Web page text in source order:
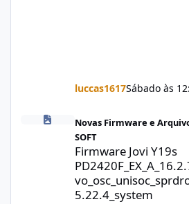
luccas1617Sábado às
Firmware Jovi Y19s
Novas Firmware e
SOFT
Firmware Jovi Y19s
5.22.4_system